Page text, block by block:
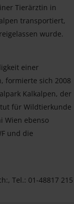
Tierärztin in
transportiert,
wurde.
einer
formierte sich 2008
Kalkalpen, der
für Wildtierkunde
Wien ebenso
und die
Tel.: 01-48817 215